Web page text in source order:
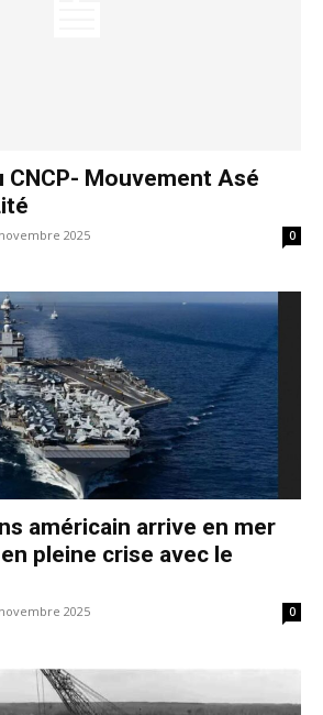
CNCP- Mouvement Asé
2025 0
américain arrive en mer
pleine crise avec le
2025 0